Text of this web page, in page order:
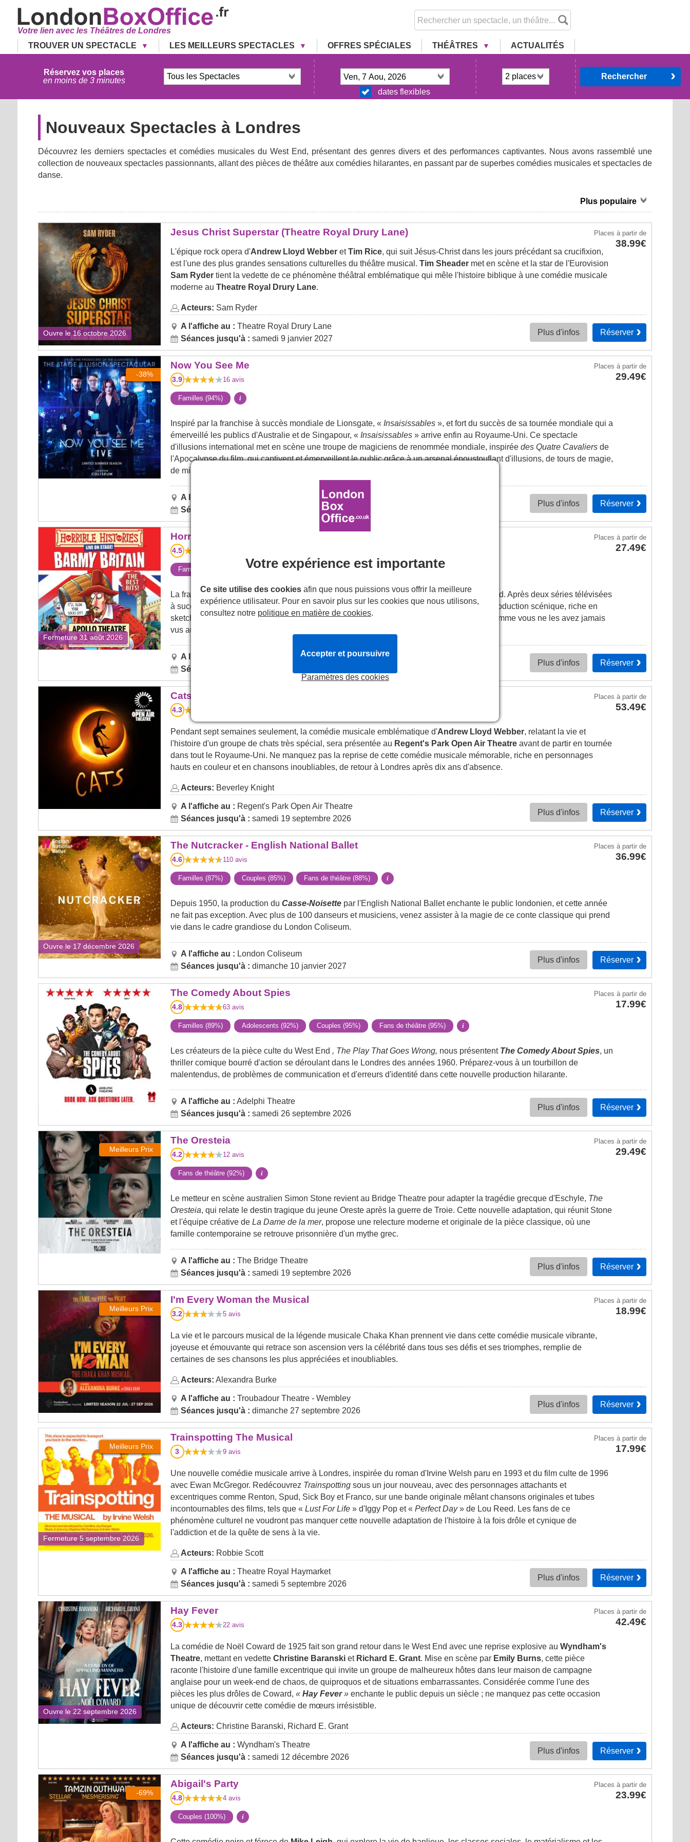
Votre lien avec les Théâtres de Londres
TROUVER UN SPECTACLE
LES MEILLEURS SPECTACLES OFFRES SPÉCIALES THÉÂTRES ACTUALITÉS
Réservez vos places
en moins de 3 minutes
dates flexibles
Rechercher
Nouveaux Spectacles à Londres
Découvrez les derniers spectacles et comédies musicales du West End, présentant des genres divers et des performances captivantes. Nous avons rassemblé une
collection de nouveaux spectacles passionnants, allant des pièces de théâtre aux comédies hilarantes, en passant par de superbes comédies musicales et spectacles de
danse.
Ouvre le 16 octobre 2026
Jesus Christ Superstar (Theatre
Royal Drury Lane)
Jesus Christ Superstar (Theatre Royal Drury Lane) Placesà partir de
38.99€
L'épique rock opera d'Andrew Lloyd WebberetTim Rice, qui suit Jésus-Christ dans les jours précédant sa crucifixion,
est l'une des plus grandes sensations culturelles du théâtre musical. Tim Sheadermet en scène et la star de l'Eurovision
Sam Rydertient la vedette de ce phénomène théâtral emblématique qui mêle l'histoire biblique à une comédie musicale
moderne au Theatre Royal Drury Lane.
Acteurs: Sam Ryder
A l'affiche au : Theatre Royal Drury Lane
Séances jusqu'à : samedi 9 janvier 2027
Plus d'infos Réserver
-38%
Now You See Me Now You See Me
3.9 16avis
Placesà partir de
29.49€
Familles (94%) i
Inspiré par la franchise à succès mondiale de Lionsgate, « Insaisissables », et fort du succès de sa tournée mondiale qui a
émerveillé les publics d'Australie et de Singapour, « Insaisissables » arrive enfin au Royaume-Uni. Ce spectacle
d'illusions international met en scène une troupe de magiciens de renommée mondiale, inspirée des Quatre Cavaliersde
l'Apocalypse du film, qui captivent et émerveillent le public grâce à un arsenal époustouflant d'illusions, de tours de magie,
de mise en scène et de récits.
A l'affiche au :
Séances jusqu'à :
dimanche 6 septembre 2026
Plus d'infos Réserver
Fermeture 31 août 2026
Horrible Histories: Barmy Britain -
The Best Bits
Horrible Histories: Barmy Britain - The Best Bits
4.5
Placesà partir de
27.49€
Familles (91%)
La franchise culte qui se moque tendrement de l'histoire prend vie sur la scène du West End. Après deux séries télévisées
à succès et un film, la série hilarante pour enfants de Terry Deary bénéficie de sa propre production scénique, riche en
sketches et numéros musicaux mettant en scène des personnages historiques célèbres comme vous ne les avez jamais
vus auparavant.
A l'affiche au :
Séances jusqu'à :
Plus d'infos Réserver
Cats
4.3
Placesà partir de
53.49€
Pendant sept semaines seulement, la comédie musicale emblématique d'Andrew Lloyd Webber, relatant la vie et
l'histoire d'un groupe de chats très spécial, sera présentée au Regent's Park Open Air Theatreavant de partir en tournée
dans tout le Royaume-Uni. Ne manquez pas la reprise de cette comédie musicale mémorable, riche en personnages
hauts en couleur et en chansons inoubliables, de retour à Londres après dix ans d'absence.
Acteurs: Beverley Knight
A l'affiche au : Regent's Park Open Air Theatre
Séances jusqu'à : samedi 19 septembre 2026
Plus d'infos Réserver
Ouvre le 17 décembre 2026
The Nutcracker - English
National Ballet
The Nutcracker - English National Ballet
4.6 110avis
Placesà partir de
36.99€
Familles (87%) Couples (85%) Fans de théâtre (88%) i
Depuis 1950, la production du Casse-Noisettepar l'English National Ballet enchante le public londonien, et cette année
ne fait pas exception. Avec plus de 100 danseurs et musiciens, venez assister à la magie de ce conte classique qui prend
vie dans le cadre grandiose du London Coliseum.
A l'affiche au : London Coliseum
Séances jusqu'à : dimanche 10 janvier 2027
Plus d'infos Réserver
The Comedy About Spies The Comedy About Spies
4.8 63avis
Placesà partir de
17.99€
Familles (89%) Adolescents (92%) Couples (95%) Fans de théâtre (95%) i
Les créateurs de la pièce culte du West End , The Play That Goes Wrong, nous présentent The Comedy About Spies, un
thriller comique bourré d'action se déroulant dans le Londres des années 1960. Préparez-vous à un tourbillon de
malentendus, de problèmes de communication et d'erreurs d'identité dans cette nouvelle production hilarante.
A l'affiche au : Adelphi Theatre
Séances jusqu'à : samedi 26 septembre 2026
Plus d'infos Réserver
Meilleurs Prix
The Oresteia The Oresteia
4.2 12avis
Placesà partir de
29.49€
Fans de théâtre (92%) i
Le metteur en scène australien Simon Stone revient au Bridge Theatre pour adapter la tragédie grecque d'Eschyle, The
Oresteia, qui relate le destin tragique du jeune Oreste après la guerre de Troie. Cette nouvelle adaptation, qui réunit Stone
et l'équipe créative de La Dame de la mer, propose une relecture moderne et originale de la pièce classique, où une
famille contemporaine se retrouve prisonnière d'un mythe grec.
A l'affiche au : The Bridge Theatre
Séances jusqu'à : samedi 19 septembre 2026
Plus d'infos Réserver
Meilleurs Prix
I'm Every Woman the Musical I'm Every Woman the Musical
3.2 5avis
Placesà partir de
18.99€
La vie et le parcours musical de la légende musicale Chaka Khan prennent vie dans cette comédie musicale vibrante,
joyeuse et émouvante qui retrace son ascension vers la célébrité dans tous ses défis et ses triomphes, remplie de
certaines de ses chansons les plus appréciées et inoubliables.
Acteurs: Alexandra Burke
A l'affiche au : Troubadour Theatre - Wembley
Séances jusqu'à : dimanche 27 septembre 2026
Plus d'infos Réserver
Meilleurs Prix
Fermeture 5 septembre 2026
Trainspotting The Musical Trainspotting The Musical
3 9avis
Placesà partir de
17.99€
Une nouvelle comédie musicale arrive à Londres, inspirée du roman d'Irvine Welsh paru en 1993 et du film culte de 1996
avec Ewan McGregor. Redécouvrez Trainspottingsous un jour nouveau, avec des personnages attachants et
excentriques comme Renton, Spud, Sick Boy et Franco, sur une bande originale mêlant chansons originales et tubes
incontournables des films, tels que « Lust For Life» d'Iggy Pop et « Perfect Day» de Lou Reed. Les fans de ce
phénomène culturel ne voudront pas manquer cette nouvelle adaptation de l'histoire à la fois drôle et cynique de
l'addiction et de la quête de sens à la vie.
Acteurs: Robbie Scott
A l'affiche au : Theatre Royal Haymarket
Séances jusqu'à : samedi 5 septembre 2026
Plus d'infos Réserver
Ouvre le 22 septembre 2026
Hay Fever Hay Fever
4.3 22avis
Placesà partir de
42.49€
La comédie de Noël Coward de 1925 fait son grand retour dans le West End avec une reprise explosive au Wyndham's
Theatre, mettant en vedette Christine Baranskiet Richard E. Grant. Mise en scène par Emily Burns, cette pièce
raconte l'histoire d'une famille excentrique qui invite un groupe de malheureux hôtes dans leur maison de campagne
anglaise pour un week-end de chaos, de quiproquos et de situations embarrassantes. Considérée comme l'une des
pièces les plus drôles de Coward, «Hay Fever»enchante le public depuis un siècle ; ne manquez pas cette occasion
unique de découvrir cette comédie de mœurs irrésistible.
Acteurs: Christine Baranski, Richard E. Grant
A l'affiche au : Wyndham's Theatre
Séances jusqu'à : samedi 12 décembre 2026
Plus d'infos Réserver
-69%
Abigail's Party Abigail's Party
4.8 4avis
Placesà partir de
23.99€
Couples (100%) i
Votre expérience est importante
Ce site utilise des cookies afin que nous puissions vous offrir la meilleure
expérience utilisateur. Pour en savoir plus sur les cookies que nous utilisons,
consultez notre politique en matière de cookies.
Paramètres des cookies
Accepter et poursuivre